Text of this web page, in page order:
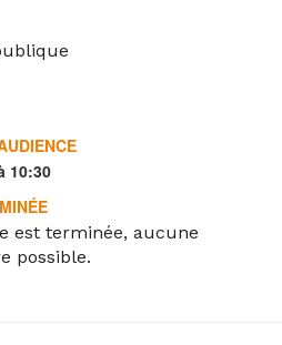
10:30
est terminée, aucune
possible.